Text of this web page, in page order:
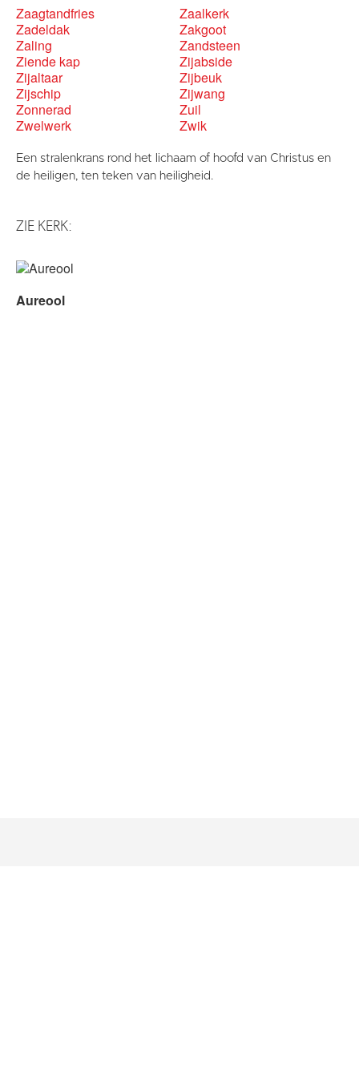
Zaagtandfries
Zaalkerk
Zadeldak
Zakgoot
Zaling
Zandsteen
Ziende kap
Zijabside
Zijaltaar
Zijbeuk
Zijschip
Zijwang
Zonnerad
Zuil
Zwelwerk
Zwik
Een stralenkrans rond het lichaam of hoofd van Christus en
de heiligen, ten teken van heiligheid.
ZIE KERK:
Aureool